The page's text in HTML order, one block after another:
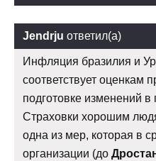
Jendrju ответил(а)
Инфляция бразилия и
соответствует оценкам
подготовке изменений в
Страховки хорошим
одна из мер, которая в
организации (до